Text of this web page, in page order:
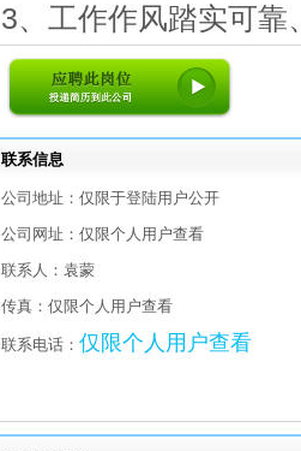
3、工作作风踏实可靠
联系信息
公司地址：仅限于登陆用户公开
公司网址：仅限个人用户查看
联系人：袁蒙
传真：仅限个人用户查看
联系电话： 仅限个人用户查看